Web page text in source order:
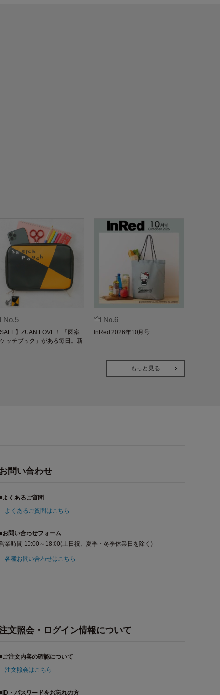
No.5
】ZUAN LOVE！ 「図案
ッチブック」がある毎日。新
No.6
InRed 2026年10月号
もっと見る
問い合わせ
よくあるご質問
よくあるご質問はこちら
お問い合わせフォーム
業時間 10:00～18:00(土日祝、夏季・冬季休業日を除く)
各種お問い合わせはこちら
文照会・ログイン情報について
ご注文内容の確認について
注文照会はこちら
・パスワードをお忘れの方